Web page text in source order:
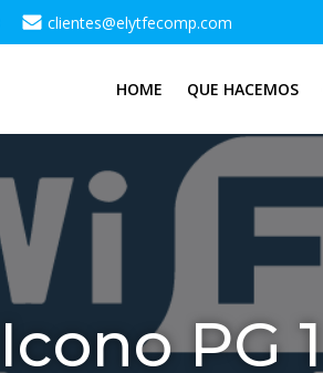
clientes@elytfecomp.com
HOME QUE HACEMOS
Icono PG 1